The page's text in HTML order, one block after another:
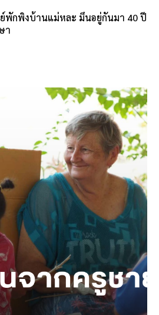
พักพิงบ้านแม่หละ มึนอยู่กันมา 40 ปี
า